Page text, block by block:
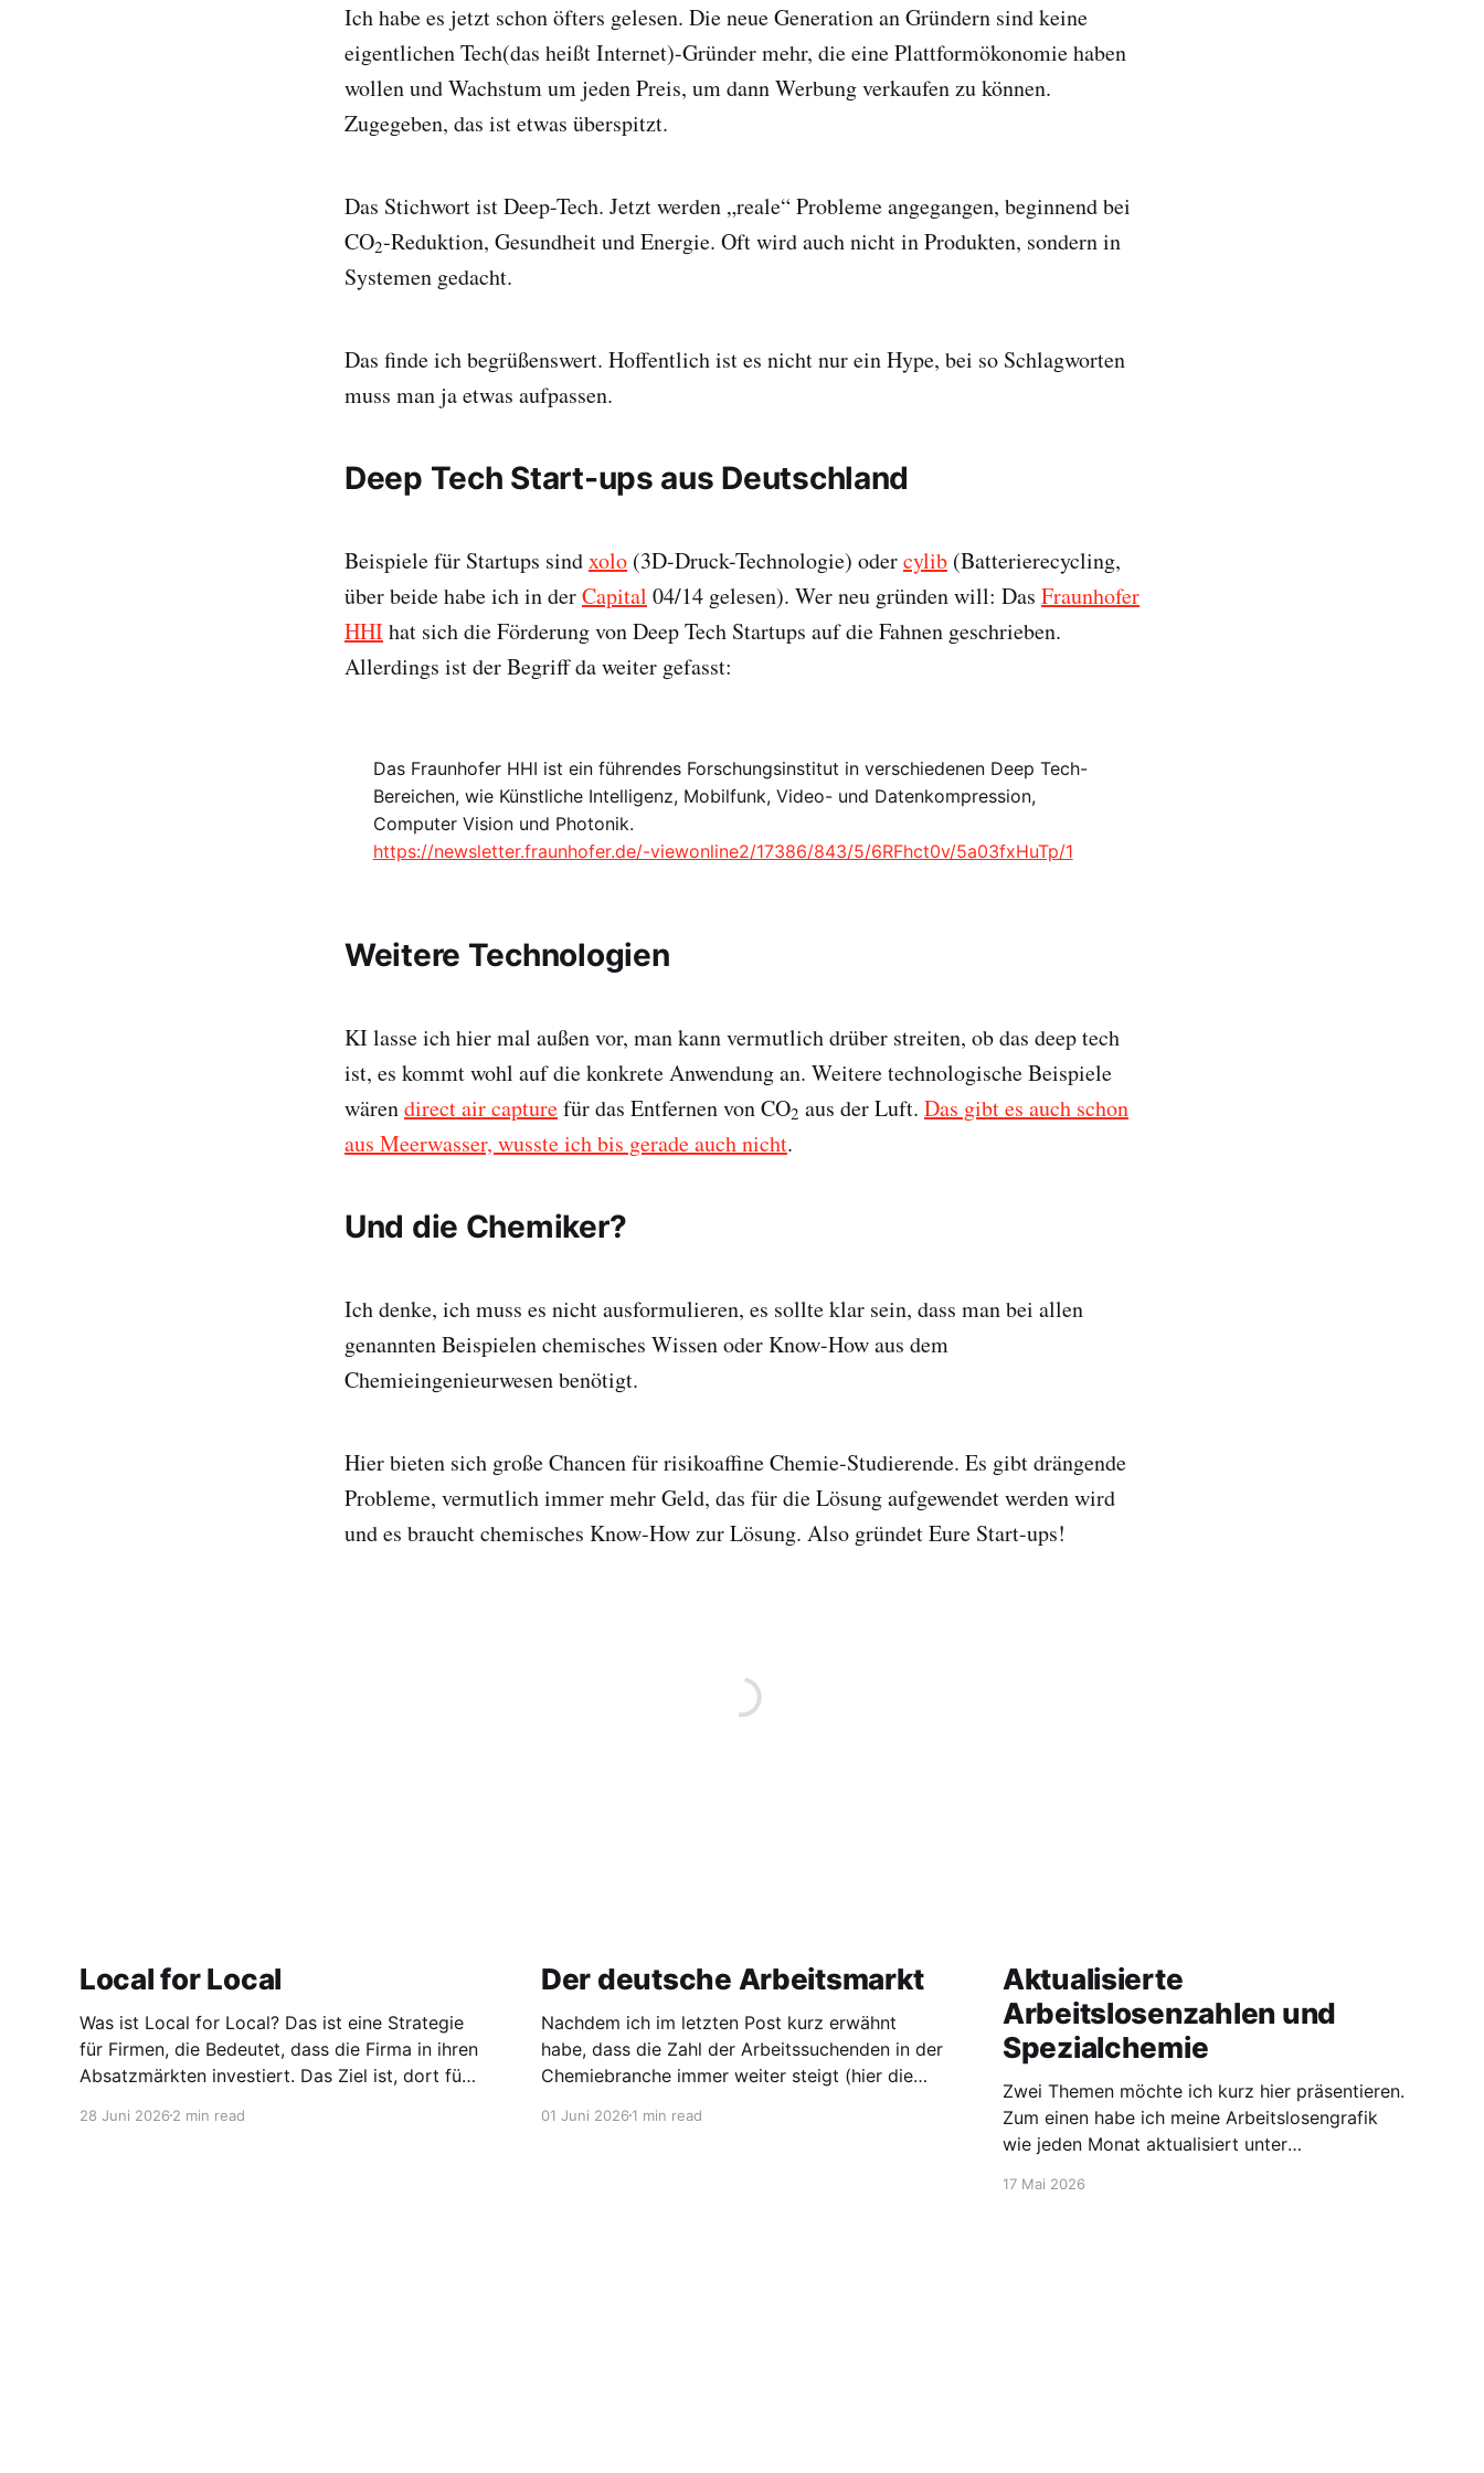
Ich habe es jetzt schon öfters gelesen. Die neue Generation an Gründern sind keine
eigentlichen Tech(das heißt Internet)-Gründer mehr, die eine Plattformökonomie haben
wollen und Wachstum um jeden Preis, um dann Werbung verkaufen zu können.
Zugegeben, das ist etwas überspitzt.
Das Stichwort ist Deep-Tech. Jetzt werden „reale“ Probleme angegangen, beginnend bei
CO2-Reduktion, Gesundheit und Energie. Oft wird auch nicht in Produkten, sondern in
Systemen gedacht.
Das finde ich begrüßenswert. Hoffentlich ist es nicht nur ein Hype, bei so Schlagworten
muss man ja etwas aufpassen.
Deep Tech Start-ups aus Deutschland
Beispiele für Startups sindxolo (3D-Druck-Technologie) odercylib (Batterierecycling,
über beide habe ich in derCapital 04/14 gelesen). Wer neu gründen will: Das Fraunhofer
HHIhat sich die Förderung von Deep Tech Startups auf die Fahnen geschrieben.
Allerdings ist der Begriff da weiter gefasst:
Das Fraunhofer HHI ist ein führendes Forschungsinstitut in verschiedenen Deep Tech-
Bereichen, wie Künstliche Intelligenz, Mobilfunk, Video- und Datenkompression,
Computer Vision und Photonik.
https://newsletter.fraunhofer.de/-viewonline2/17386/843/5/6RFhct0v/5a03fxHuTp/1
Weitere Technologien
KI lasse ich hier mal außen vor, man kann vermutlich drüber streiten, ob das deep tech
ist, es kommt wohl auf die konkrete Anwendung an. Weitere technologische Beispiele
wärendirect air capturefür das Entfernen von CO2 aus der Luft. Das gibt es auch schon
aus Meerwasser, wusste ich bis gerade auch nicht.
Und die Chemiker?
Ich denke, ich muss es nicht ausformulieren, es sollte klar sein, dass man bei allen
genannten Beispielen chemisches Wissen oder Know-How aus dem
Chemieingenieurwesen benötigt.
Hier bieten sich große Chancen für risikoaffine Chemie-Studierende. Es gibt drängende
Probleme, vermutlich immer mehr Geld, das für die Lösung aufgewendet werden wird
und es braucht chemisches Know-How zur Lösung. Also gründet Eure Start-ups!
Local for Local
Was ist Local for Local? Das ist eine Strategie
für Firmen, die Bedeutet, dass die Firma in ihren
Absatzmärkten investiert. Das Ziel ist, dort für
entwickeln. Diese Strategie ist von Toyota
28 Juni 2026 2 min read
Der deutsche Arbeitsmarkt
Nachdem ich im letzten Post kurz erwähnt
habe, dass die Zahl der Arbeitssuchenden in der
Chemiebranche immer weiter steigt (hier die
den gesamten Arbeitsmarkt werfen. Laut
01 Juni 20261 min read
Aktualisierte
Arbeitslosenzahlen und
Spezialchemie
Zwei Themen möchte ich kurz hier präsentieren.
Zum einen habe ich meine Arbeitslosengrafik
wie jeden Monat aktualisiert unter
chemiker.de/arbeitslose-chemiker/. Und die
17 Mai 2026